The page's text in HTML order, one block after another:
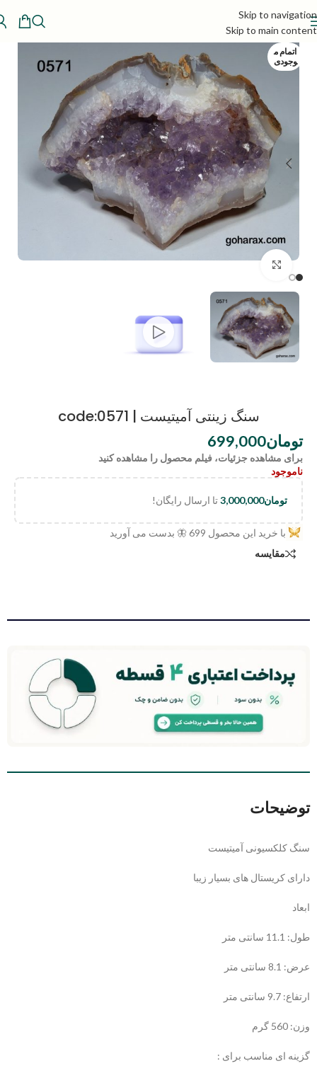
Skip to navigation
Skip to main content
اتمام م
وجودی
سنگ زینتی آمیتیست | code:0571
تومان699,000
برای مشاهده جزئیات، فیلم محصول را مشاهده کنید
ناموجود
تومان3,000,000تا ارسال رایگان!
با خرید این محصول 699 🦋 بدست می آورید
مقایسه
توضیحات
سنگ کلکسیونی آمیتیست
دارای کریستال های بسیار زیبا
ابعاد
طول: 11.1 سانتی متر
عرض: 8.1 سانتی متر
ارتفاع: 9.7 سانتی متر
وزن: 560 گرم
گزینه ای مناسب برای :